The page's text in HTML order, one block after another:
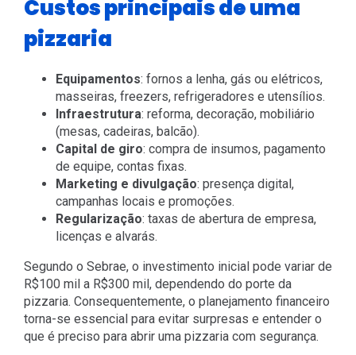
Custos principais de uma
pizzaria
Equipamentos: fornos a lenha, gás ou elétricos,
masseiras, freezers, refrigeradores e utensílios.
Infraestrutura: reforma, decoração, mobiliário
(mesas, cadeiras, balcão).
Capital de giro: compra de insumos, pagamento
de equipe, contas fixas.
Marketing e divulgação: presença digital,
campanhas locais e promoções.
Regularização: taxas de abertura de empresa,
licenças e alvarás.
Segundo o Sebrae, o investimento inicial pode variar de
R$100 mil a R$300 mil, dependendo do porte da
pizzaria. Consequentemente, o planejamento financeiro
torna-se essencial para evitar surpresas e entender o
que é preciso para abrir uma pizzaria com segurança.